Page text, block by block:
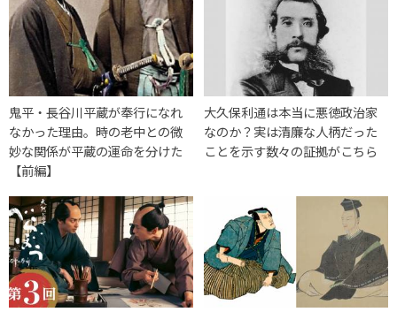
鬼平・長谷川平蔵が奉行になれ
なかった理由。時の老中との微
妙な関係が平蔵の運命を分けた
【前編】
大久保利通は本当に悪徳政治家
なのか？実は清廉な人柄だった
ことを示す数々の証拠がこちら